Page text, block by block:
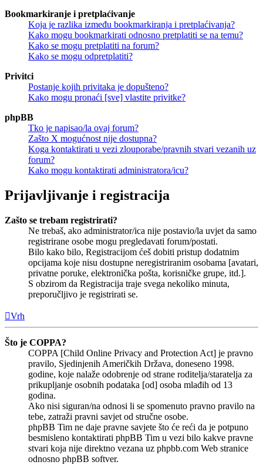
Bookmarkiranje i pretplaćivanje
Koja je razlika između bookmarkiranja i pretplaćivanja?
Kako mogu bookmarkirati odnosno pretplatiti se na temu?
Kako se mogu pretplatiti na forum?
Kako se mogu odpretplatiti?
Privitci
Postanje kojih privitaka je dopušteno?
Kako mogu pronaći [sve] vlastite privitke?
phpBB
Tko je napisao/la ovaj forum?
Zašto X mogućnost nije dostupna?
Koga kontaktirati u vezi zlouporabe/pravnih stvari vezanih uz
forum?
Kako mogu kontaktirati administratora/icu?
Prijavljivanje i registracija
Zašto se trebam registrirati?
Ne trebaš, ako administrator/ica nije postavio/la uvjet da samo
registrirane osobe mogu pregledavati forum/postati.
Bilo kako bilo, Registracijom ćeš dobiti pristup dodatnim
opcijama koje nisu dostupne neregistriranim osobama [avatari,
privatne poruke, elektronička pošta, korisničke grupe, itd.].
S obzirom da Registracija traje svega nekoliko minuta,
preporučljivo je registrirati se.
Vrh
Što je COPPA?
COPPA [Child Online Privacy and Protection Act] je pravno
pravilo, Sjedinjenih Američkih Država, doneseno 1998.
godine, koje nalaže odobrenje od strane roditelja/staratelja za
prikupljanje osobnih podataka [od] osoba mlađih od 13
godina.
Ako nisi siguran/na odnosi li se spomenuto pravno pravilo na
tebe, zatraži pravni savjet od stručne osobe.
phpBB Tim ne daje pravne savjete što će reći da je potpuno
besmisleno kontaktirati phpBB Tim u vezi bilo kakve pravne
stvari koja nije direktno vezana uz phpbb.com Web stranice
odnosno phpBB softver.